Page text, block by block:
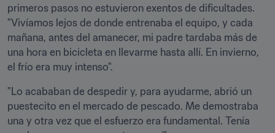
primeros pasos no estuvieron exentos de dificultades.
"Vivíamos lejos de donde entrenaba el equipo, y cada
mañana, antes del amanecer, mi padre tardaba más de
una hora en bicicleta en llevarme hasta allí. En invierno,
el frío era muy intenso".
"Lo acababan de despedir y, para ayudarme, abrió un
puestecito en el mercado de pescado. Me demostraba
una y otra vez que el esfuerzo era fundamental. Tenía